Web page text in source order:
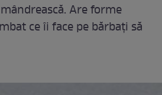
Are forme
ce îi face pe bărbați să